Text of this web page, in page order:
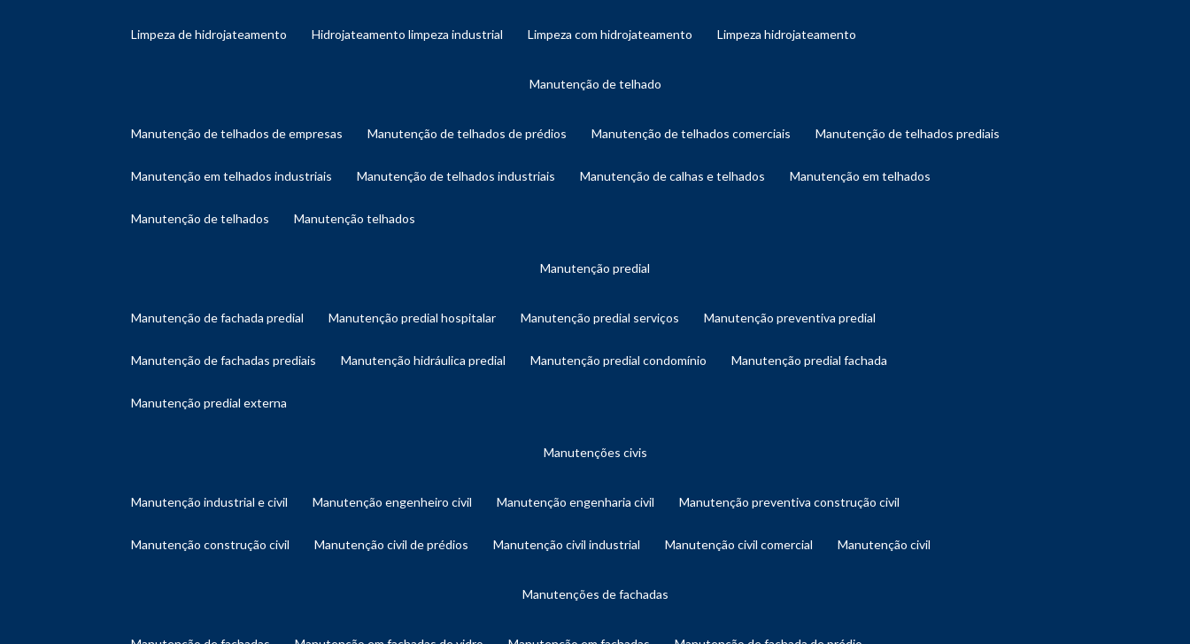
limpeza de hidrojateamento hidrojateamento limpeza industrial limpeza com hidrojateamento limpeza hidrojateamento
manutenção de telhado
manutenção de telhados de empresas manutenção de telhados de prédios manutenção de telhados comerciais manutenção de telhados prediais
manutenção em telhados industriais manutenção de telhados industriais manutenção de calhas e telhados manutenção em telhados
manutenção de telhados manutenção telhados
manutenção predial
manutenção de fachada predial manutenção predial hospitalar manutenção predial serviços manutenção preventiva predial
manutenção de fachadas prediais manutenção hidráulica predial manutenção predial condomínio manutenção predial fachada
manutenção predial externa
manutenções civis
manutenção industrial e civil manutenção engenheiro civil manutenção engenharia civil manutenção preventiva construção civil
manutenção construção civil manutenção civil de prédios manutenção civil industrial manutenção civil comercial manutenção civil
manutenções de fachadas